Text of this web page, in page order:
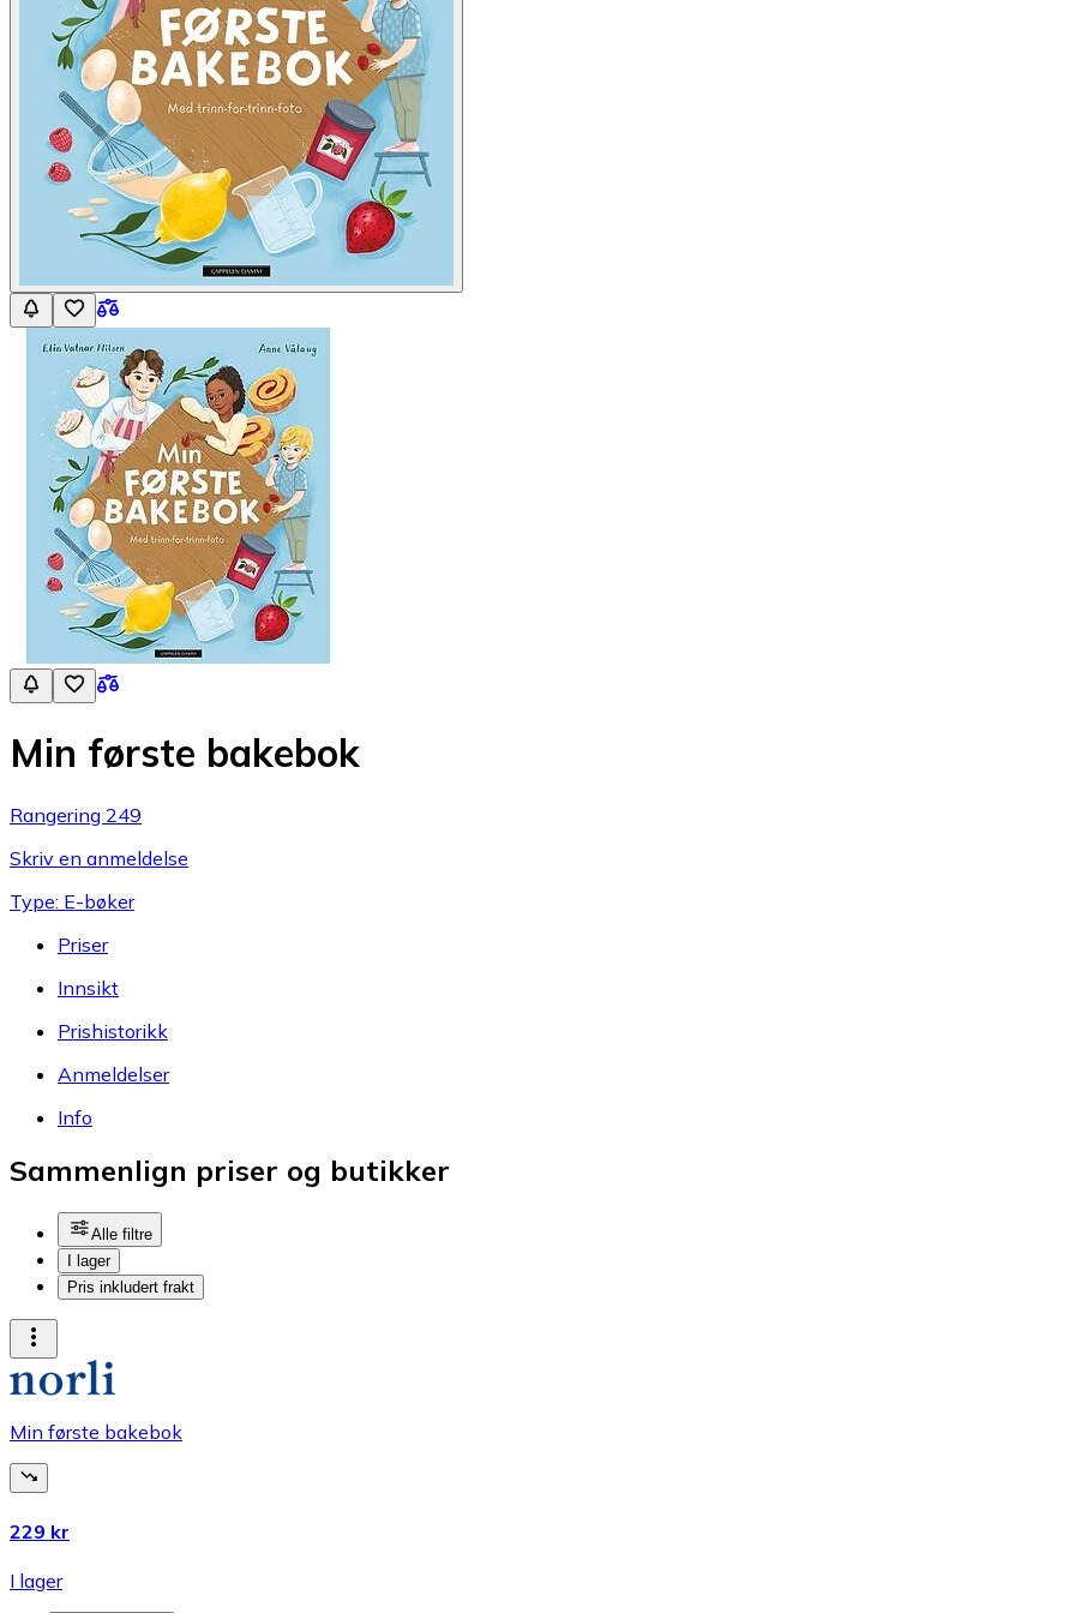
Min første bakebok
Rangering 249
Skriv en anmeldelse
Type: E-bøker
Priser
Innsikt
Prishistorikk
Anmeldelser
Info
Sammenlign priser og butikker
Alle filtre
I lager
Pris inkludert frakt
Min første bakebok
229 kr
I lager